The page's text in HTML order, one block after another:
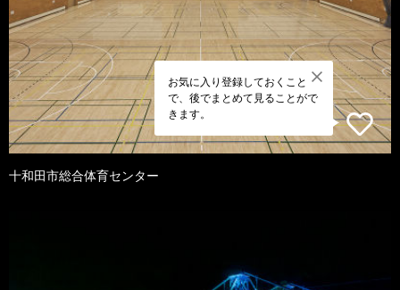
お気に入り登録しておくこと
で、後でまとめて見ることがで
きます。
十和田市総合体育センター